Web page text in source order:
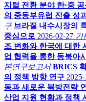
지털 전환 분야 한·중
의 중동부유럽 진출 성
구 브라질 내수시장의
중심으로 2026-02-27 기
조 변화와 한국에 대한
업 협력을 통한 동북아
본연구보고서 BRICS
의 정책 방향 연구
동과 새로운 북방전략
산업 지원 현황과 정책